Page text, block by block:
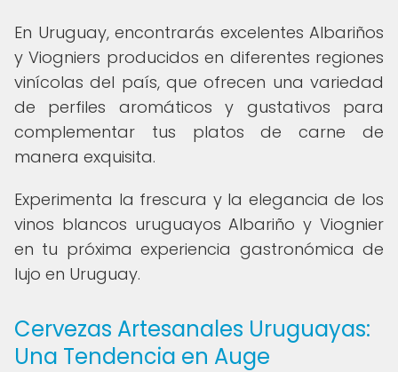
En Uruguay, encontrarás excelentes Albariños
y Viogniers producidos en diferentes regiones
vinícolas del país, que ofrecen una variedad
de perfiles aromáticos y gustativos para
complementar tus platos de carne de
manera exquisita.
Experimenta la frescura y la elegancia de los
vinos blancos uruguayos Albariño y Viognier
en tu próxima experiencia gastronómica de
lujo en Uruguay.
Cervezas Artesanales Uruguayas:
Una Tendencia en Auge